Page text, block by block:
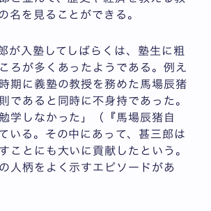
名を見ることができる。
が入塾してしばらくは、塾生に粗
ろが多くあったようである。例え
期に義塾の教授を務めた馬場辰猪
であると同時に不身持であった。
しなかった」（『馬場辰猪自
いる。その中にあって、甚三郎は
ことにも大いに貢献したという。
人柄をよく示すエピソードがあ